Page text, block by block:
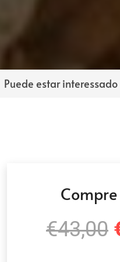
Puede estar interessado
€43,00